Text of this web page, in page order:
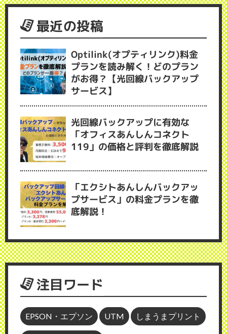
最近の投稿
Optilink(オプティリンク)料金
プランを読み解く！どのプラン
がお得？【光回線バックアップ
サービス】
光回線バックアップに有効な
「オフィスあんしんコネクト
119」の価格と評判を徹底解説
「エクシトあんしんバックアッ
プサービス」の料金プランを徹
底解説！
注目ワード
EPSON・エプソン UTM しまうまプリント